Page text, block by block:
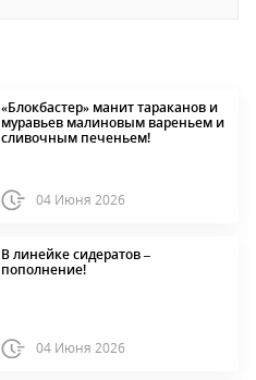
«Блокбастер» манит тараканов и
муравьев малиновым вареньем и
сливочным печеньем!
04 Июня 2026
В линейке сидератов –
пополнение!
04 Июня 2026